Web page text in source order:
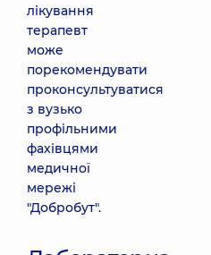
лікування
терапевт
може
порекомендувати
проконсультуватися
з вузько
профільними
фахівцями
медичної
мережі
"Добробут".